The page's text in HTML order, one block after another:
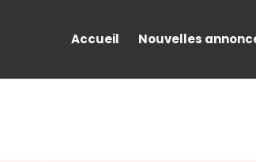
Accueil Nouvelles